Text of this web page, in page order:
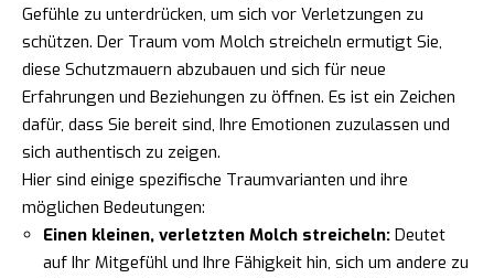
Gefühle zu unterdrücken, um sich vor Verletzungen zu
schützen. Der Traum vom Molch streicheln ermutigt Sie,
diese Schutzmauern abzubauen und sich für neue
Erfahrungen und Beziehungen zu öffnen. Es ist ein Zeichen
dafür, dass Sie bereit sind, Ihre Emotionen zuzulassen und
sich authentisch zu zeigen.
Hier sind einige spezifische Traumvarianten und ihre
möglichen Bedeutungen:
Einen kleinen, verletzten Molch streicheln: Deutet
auf Ihr Mitgefühl und Ihre Fähigkeit hin, sich um andere zu